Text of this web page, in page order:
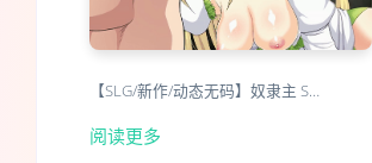
【SLG/新作/动态无码】奴隶主 S…
阅读更多